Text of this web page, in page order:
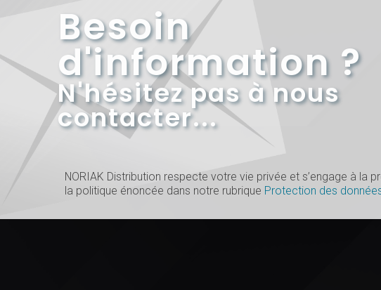
Besoin
d'information ?
N'hésitez pas à nous
contacter...
NORIAK Distribution respecte votre vie privée et s’engage à
la politique énoncée dans notre rubrique Protection des